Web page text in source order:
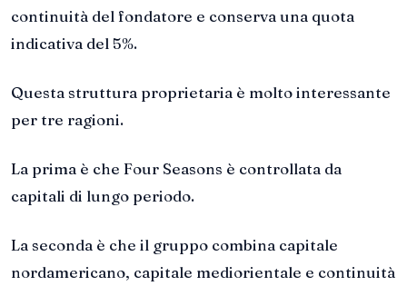
continuità del fondatore e conserva una quota
indicativa del 5%.
Questa struttura proprietaria è molto interessante
per tre ragioni.
La prima è che Four Seasons è controllata da
capitali di lungo periodo.
La seconda è che il gruppo combina capitale
nordamericano, capitale mediorientale e continuità